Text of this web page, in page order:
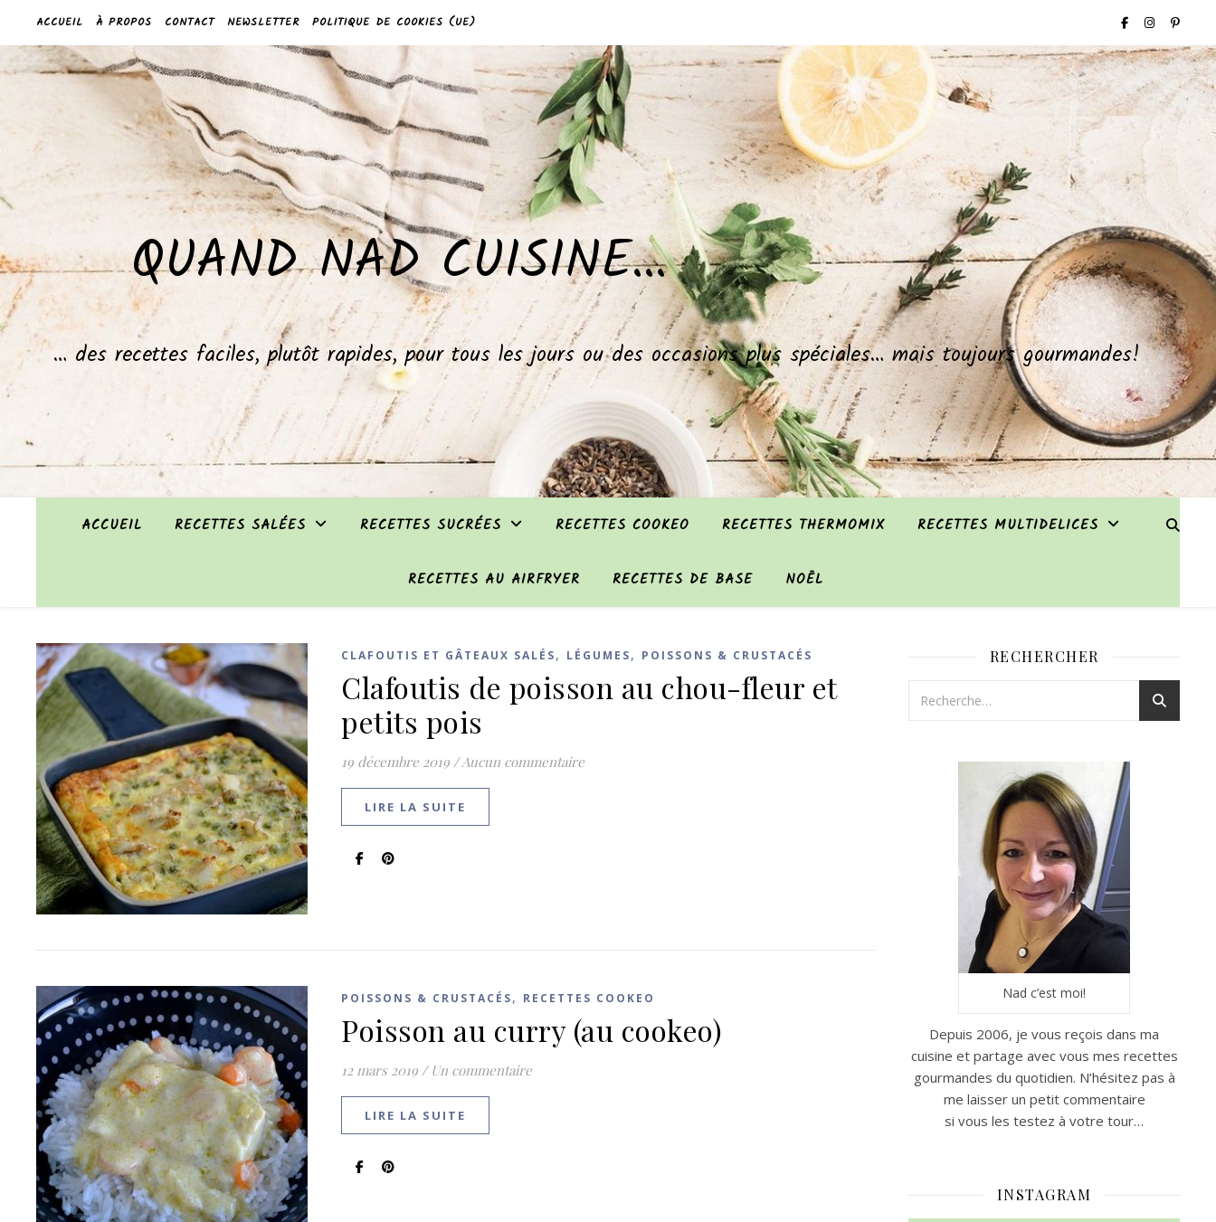
ACCUEIL À PROPOS CONTACT NEWSLETTER POLITIQUE DE COOKIES (UE)
QUAND NAD CUISINE…
… des recettes faciles, plutôt rapides, pour tous les jours ou des occasions plus spéciales… mais toujours gourmandes!
ACCUEIL RECETTES SALÉES RECETTES SUCRÉES RECETTES COOKEO RECETTES THERMOMIX RECETTES MULTIDELICES
RECETTES AU AIRFRYER RECETTES DE BASE NOËL
CLAFOUTIS ET GÂTEAUX SALÉS, LÉGUMES, POISSONS & CRUSTACÉS
Clafoutis de poisson au chou-fleur et
petits pois
19 décembre 2019 /Aucun commentaire
LIRE LA SUITE
POISSONS & CRUSTACÉS, RECETTES COOKEO
Poisson au curry (au cookeo)
12 mars 2019 / Un commentaire
LIRE LA SUITE
RECHERCHER
Nad c’est moi!
Depuis 2006, je vous reçois dans ma
cuisine et partage avec vous mes recettes
gourmandes du quotidien. N’hésitez pas à
me laisser un petit commentaire
si vous les testez à votre tour…
INSTAGRAM